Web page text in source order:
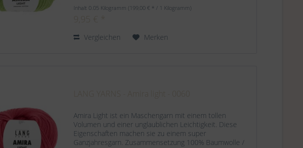
Inhalt 0.05 Kilogramm(199,00 € * / 1 Kilogramm)
Vergleichen Merken
Amira Light ist ein Maschengarn mit einem tollen
Volumen und einer unglaublichen Leichtigkeit. Diese
Eigenschaften machen sie zu einem super
Ganzjahresgarn. Zusammensetzung 100% Baumwolle /